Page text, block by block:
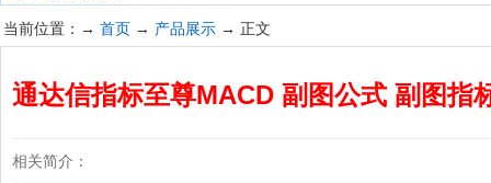
当前位置：→ 首页 → 产品展示 → 正文
通达信指标至尊MACD 副图公式 副图指
相关简介：